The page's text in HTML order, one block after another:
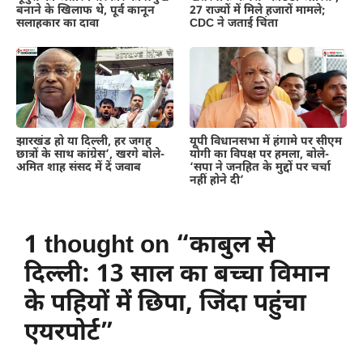
बनाने के खिलाफ थे, पूर्व कानून
सलाहकार का दावा
27 राज्यों में मिले हजारों मामले;
CDC ने जताई चिंता
झारखंड हो या दिल्ली, हर जगह
छात्रों के साथ कांग्रेस’, खरगे बोले-
अमित शाह संसद में दें जवाब
यूपी विधानसभा में हंगामे पर सीएम
योगी का विपक्ष पर हमला, बोले-
‘सपा ने जनहित के मुद्दों पर चर्चा
नहीं होने दी’
1 thought on “काबुल से
दिल्ली: 13 साल का बच्चा विमान
के पहियों में छिपा, जिंदा पहुंचा
एयरपोर्ट”